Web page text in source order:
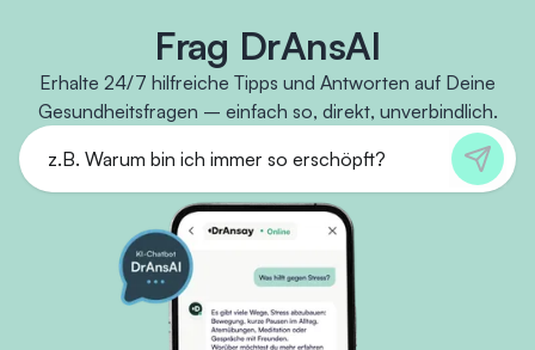
Frag DrAnsAI
Erhalte 24/7 hilfreiche Tipps und Antworten auf Deine
Gesundheitsfragen – einfach so, direkt, unverbindlich.
z.B. Warum bin ich immer so erschöpft?